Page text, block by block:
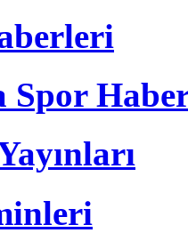
Spor